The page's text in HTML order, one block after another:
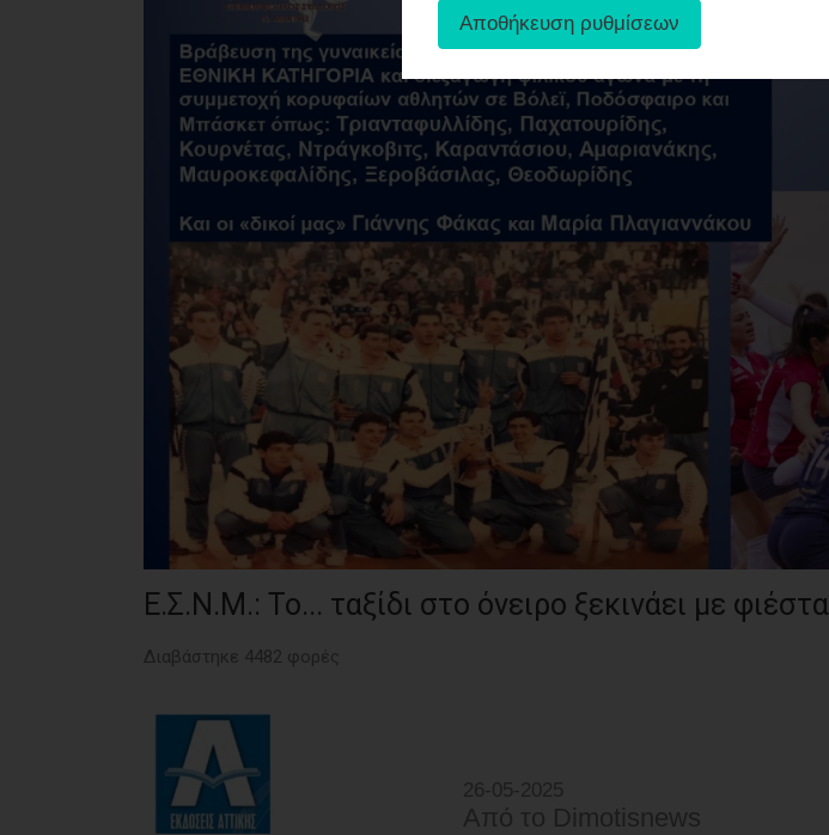
ΑΠΟΣΤΟΛΗ
Ε.Σ.Ν.Μ.: Το... ταξίδι στο όνειρο ξεκινάει με φιέστα
Διαβάστηκε 4482 φορές
26-05-2025
Από τo Dimotisnews